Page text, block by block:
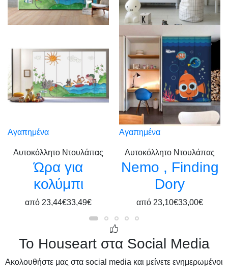
Αγαπημένα
Αυτοκόλλητο Ντουλάπας
Ώρα για
κολύμπι
από 23,44€33,49€
Αγαπημένα
Αυτοκόλλητο Ντουλάπας
Nemo , Finding
Dory
από 23,10€33,00€
Το Houseart στα Social Media
Ακολουθήστε μας στα social media και μείνετε ενημερωμένοι